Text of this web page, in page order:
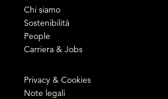
Chi siamo
Sostenibilità
People
Carriera & Jobs
Privacy & Cookies
Note legali